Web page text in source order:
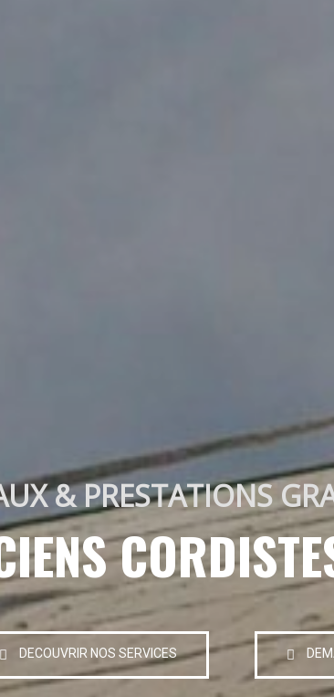
& PRESTATIONS
DECOUVRIR NOS SERVICES